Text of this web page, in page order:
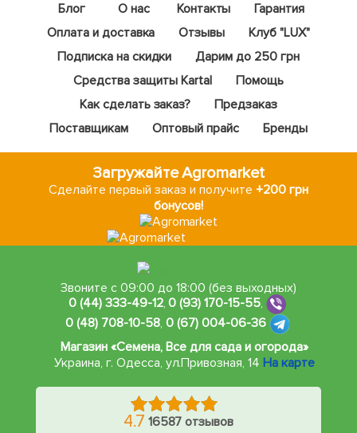
Блог О нас Контакты
Гарантия
Оплата и доставка
Отзывы
Клуб "LUX"
Подписка на скидки
Дарим до 250 грн
Средства защиты Kartal
Помощь
Как сделать заказ?
Предзаказ
Поставщикам
Оптовый прайс Бренды
Загружайте Agromarket
Сделайте первый заказ и получите +200 грн
бонусов!
Звоните с 09:00 до 18:00 (без выходных)
0 (44) 333-49-12,0 (93) 170-15-55,
0 (48) 708-10-58, 0 (67) 004-06-36
Магазин «Семена, Все для сада и огорода»
Украина, г. Одесса, ул.Привозная, 14 На карте
4.7 16587 отзывов